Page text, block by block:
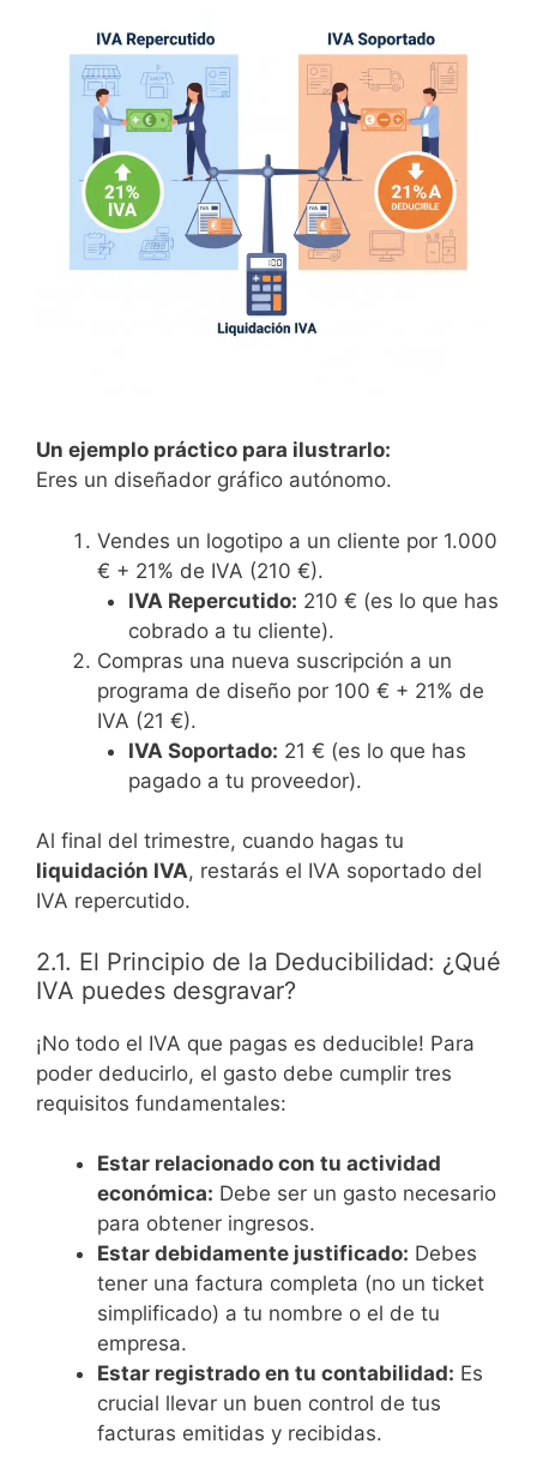
Un ejemplo práctico para ilustrarlo:
Eres un diseñador gráfico autónomo.
Vendes un logotipo a un cliente por 1.000
€ + 21% de IVA (210 €).
IVA Repercutido: 210 € (es lo que has
cobrado a tu cliente).
Compras una nueva suscripción a un
programa de diseño por 100 € + 21% de
IVA (21 €).
IVA Soportado: 21 € (es lo que has
pagado a tu proveedor).
Al final del trimestre, cuando hagas tu
liquidación IVA, restarás el IVA soportado del
IVA repercutido.
2.1. El Principio de la Deducibilidad: ¿Qué
IVA puedes desgravar?
¡No todo el IVA que pagas es deducible! Para
poder deducirlo, el gasto debe cumplir tres
requisitos fundamentales:
Estar relacionado con tu actividad
económica: Debe ser un gasto necesario
para obtener ingresos.
Estar debidamente justificado: Debes
tener una factura completa (no un ticket
simplificado) a tu nombre o el de tu
empresa.
Estar registrado en tu contabilidad: Es
crucial llevar un buen control de tus
facturas emitidas y recibidas.